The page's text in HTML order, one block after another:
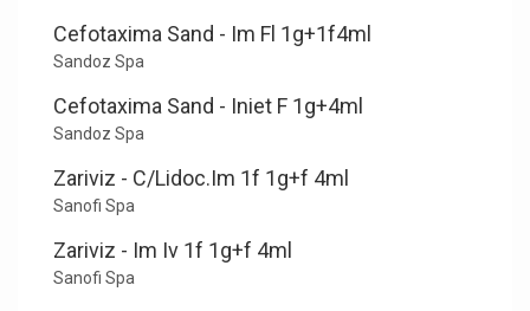
Cefotaxima Sand - Im Fl 1g+1f4ml
Sandoz Spa
Cefotaxima Sand - Iniet F 1g+4ml
Sandoz Spa
Zariviz - C/Lidoc.Im 1f 1g+f 4ml
Sanofi Spa
Zariviz - Im Iv 1f 1g+f 4ml
Sanofi Spa